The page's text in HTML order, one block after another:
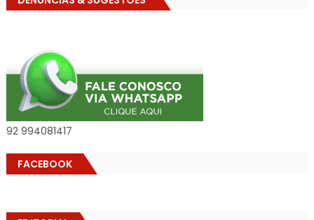
92 994081417
FACEBOOK